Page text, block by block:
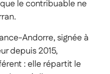
le contribuable ne
Andorre, signée à
depuis 2015,
: elle répartit le